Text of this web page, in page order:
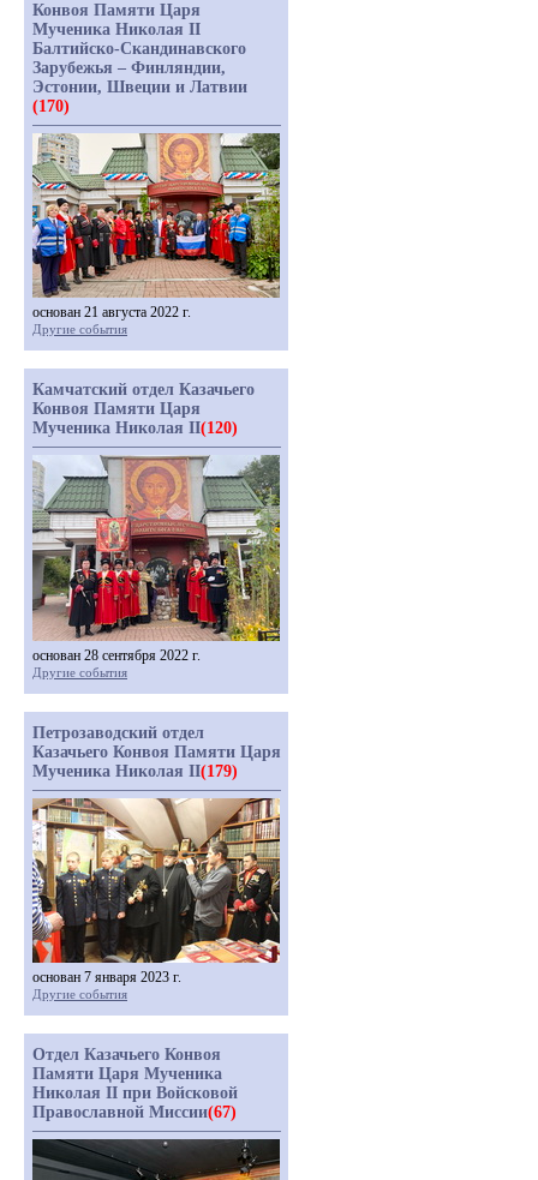
Конвоя Памяти Царя
Мученика Николая II
Балтийско-Скандинавского
Зарубежья – Финляндии,
Эстонии, Швеции и Латвии
(170)
основан 21 августа 2022 г.
Другие события
Камчатский отдел Казачьего
Конвоя Памяти Царя
Мученика Николая II(120)
основан 28 сентября 2022 г.
Другие события
Петрозаводский отдел
Казачьего Конвоя Памяти Царя
Мученика Николая II(179)
основан 7 января 2023 г.
Другие события
Отдел Казачьего Конвоя
Памяти Царя Мученика
Николая II при Войсковой
Православной Миссии(67)